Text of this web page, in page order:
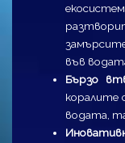
във
Бързо
коралите
водата,